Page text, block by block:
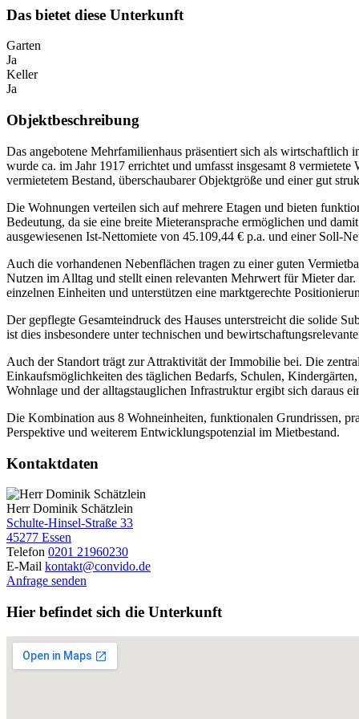
Das bietet diese Unterkunft
Garten
Ja
Keller
Ja
Objektbeschreibung
Das angebotene Mehrfamilienhaus präsentiert sich als
wurde ca. im Jahr 1917 errichtet und umfasst insgesamt 8
vermietetem Bestand, überschaubarer Objektgröße und einer gut
Die Wohnungen verteilen sich auf mehrere Etagen und bieten
Bedeutung, da sie eine breite Mieteransprache ermöglichen und
ausgewiesenen Ist-Nettomiete von 45.109,44 € p.a. und einer Soll-
Auch die vorhandenen Nebenflächen tragen zu einer guten
Nutzen im Alltag und stellt einen relevanten Mehrwert für Mieter
einzelnen Einheiten und unterstützen eine marktgerechte
Der gepflegte Gesamteindruck des Hauses unterstreicht die solide
ist dies insbesondere unter technischen und
Auch der Standort trägt zur Attraktivität der Immobilie bei. Die
Einkaufsmöglichkeiten des täglichen Bedarfs, Schulen,
Wohnlage und der alltagstauglichen Infrastruktur ergibt sich daraus
Die Kombination aus 8 Wohneinheiten, funktionalen Grundrissen,
Perspektive und weiterem Entwicklungspotenzial im Mietbestand.
Kontaktdaten
Herr Dominik Schätzlein
Schulte-Hinsel-Straße 33
45277 Essen
Telefon 0201 21960230
E-Mail kontakt@convido.de
Anfrage senden
Hier befindet sich die Unterkunft